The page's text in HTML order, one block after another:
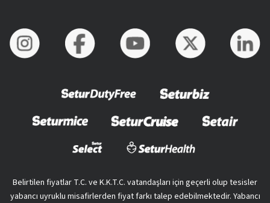
Belirtilen fiyatlar T.C. ve K.K.T.C. vatandaşları için geçerli olup tesisler
yabancı uyruklu misafirlerden fiyat farkı talep edebilmektedir. Yabancı